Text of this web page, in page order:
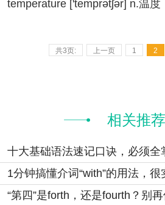
['temprətʃər] n.温度
共3页: 上一页 1 2
相关推荐
十大基础语法速记口诀，必须全
1分钟搞懂介词“with”的用法，很
“第四”是forth，还是fourth？别